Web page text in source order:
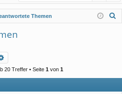
m
el
ist
rie
Themen
20 Treffer • Seite 1von 1